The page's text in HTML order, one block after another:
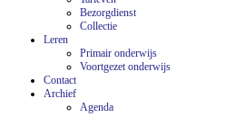
Bezorgdienst
Collectie
Leren
Primair onderwijs
Voortgezet onderwijs
Contact
Archief
Agenda